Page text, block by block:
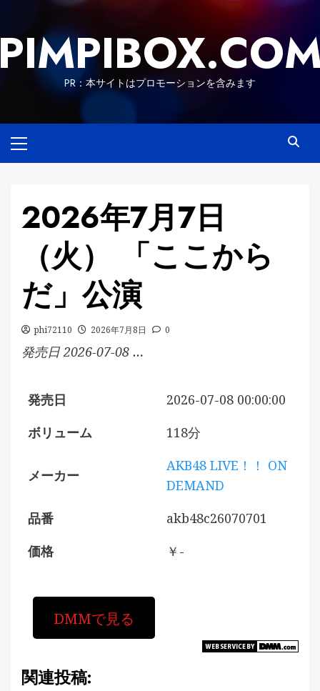
content
PR：本サイトはプロモーションを含みます
Menu
2026年7月7日
（火） 「ここから
だ」公演
phi72110 2026年7月8日 0
発売日 2026-07-08 …
発売日
2026-07-08 00:00:00
ボリューム
118分
メーカー
AKB48 LIVE！！ ON
DEMAND
品番
akb48c26070701
価格
￥-
DMMで見る
関連投稿: